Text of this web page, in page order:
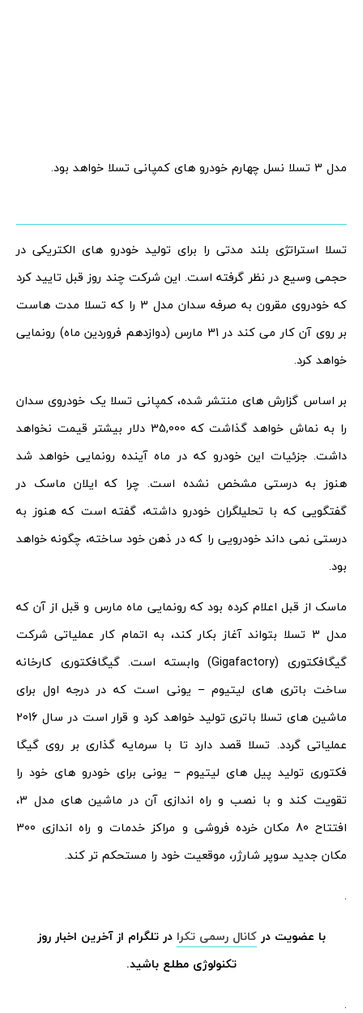
مدل 3 تسلا نسل چهارم خودرو های کمپانی تسلا خواهد بود.
تسلا استراتژی بلند مدتی را برای تولید خودرو های الکتریکی در
حجمی وسیع در نظر گرفته است. این شرکت چند روز قبل تایید کرد
که خودروی مقرون به صرفه سدان مدل 3 را که تسلا مدت هاست
بر روی آن کار می کند در 31 مارس (دوازدهم فروردین ماه) رونمایی
خواهد کرد.
بر اساس گزارش های منتشر شده، کمپانی تسلا یک خودروی سدان
را به نماش خواهد گذاشت که 35,000 دلار بیشتر قیمت نخواهد
داشت. جزئیات این خودرو که در ماه آینده رونمایی خواهد شد
هنوز به درستی مشخص نشده است. چرا که ایلان ماسک در
گفتگویی که با تحلیلگران خودرو داشته، گفته است که هنوز به
درستی نمی داند خودرویی را که در ذهن خود ساخته، چگونه خواهد
بود.
ماسک از قبل اعلام کرده بود که رونمایی ماه مارس و قبل از آن که
مدل 3 تسلا بتواند آغاز بکار کند، به اتمام کار عملیاتی شرکت
گیگافکتوری (Gigafactory) وابسته است. گیگافکتوری کارخانه
ساخت باتری های لیتیوم – یونی است که در درجه اول برای
ماشین های تسلا باتری تولید خواهد کرد و قرار است در سال 2016
عملیاتی گردد. تسلا قصد دارد تا با سرمایه گذاری بر روی گیگا
فکتوری تولید پیل های لیتیوم – یونی برای خودرو های خود را
تقویت کند و با نصب و راه اندازی آن در ماشین های مدل 3،
افتتاح 80 مکان خرده فروشی و مراکز خدمات و راه اندازی 300
مکان جدید سوپر شارژر، موقعیت خود را مستحکم تر کند.
.
با عضویت در کانال رسمی تکرا در تلگرام از آخرین اخبار روز
تکنولوژی مطلع باشید.
.